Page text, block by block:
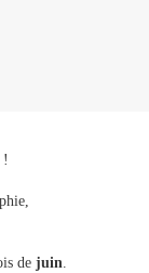
!
dejuin.